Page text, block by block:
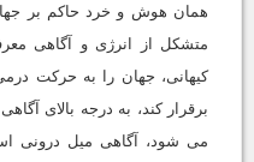
همان هوش و خرد حاکم بر
متشکل از انرژی و آگاهی
کیهانی، جهان را به حرکت
برقرار کند، به درجه بالای
می شود، آگاهی میل درونی